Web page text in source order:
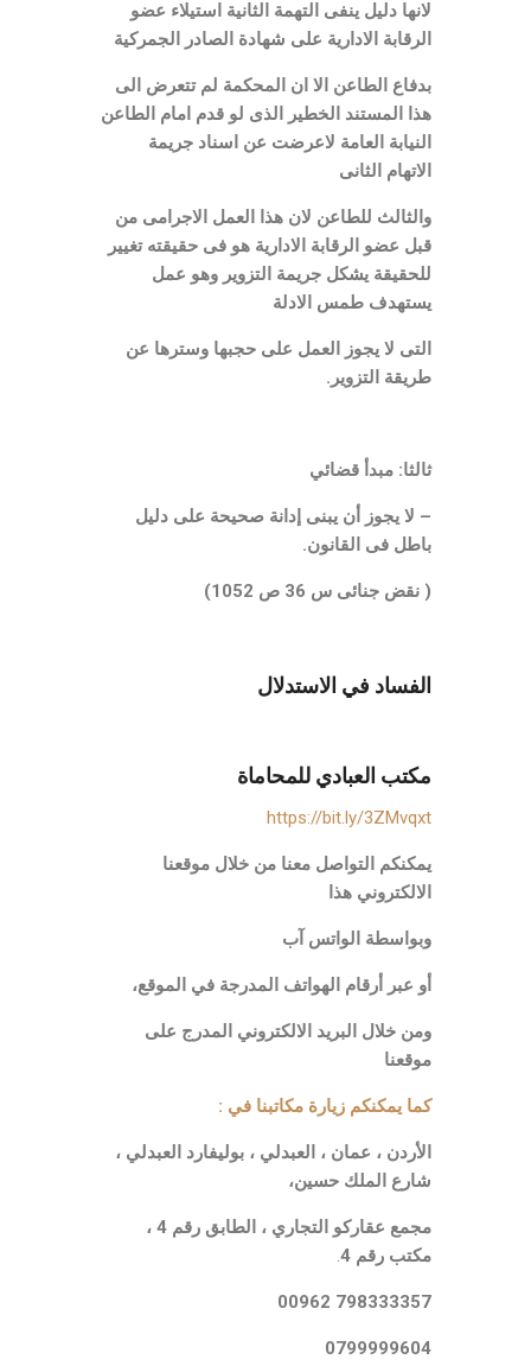
لانها دليل ينفى التهمة الثانية استيلاء عضو
الرقابة الادارية على شهادة الصادر الجمركية
بدفاع الطاعن الا ان المحكمة لم تتعرض الى
هذا المستند الخطير الذى لو قدم امام الطاعن
النيابة العامة لاعرضت عن اسناد جريمة
الاتهام الثانى
والثالث للطاعن لان هذا العمل الاجرامى من
قبل عضو الرقابة الادارية هو فى حقيقته تغيير
للحقيقة يشكل جريمة التزوير وهو عمل
يستهدف طمس الادلة
التى لا يجوز العمل على حجبها وسترها عن
طريقة التزوير.
ثالثا: مبدأ قضائي
– لا يجوز أن يبنى إدانة صحيحة على دليل
باطل فى القانون.
( نقض جنائى س 36 ص 1052)
الفساد في الاستدلال
مكتب العبادي للمحاماة
https://bit.ly/3ZMvqxt
يمكنكم التواصل معنا من خلال موقعنا
الالكتروني هذا
وبواسطة الواتس آب
أو عبر أرقام الهواتف المدرجة في الموقع،
ومن خلال البريد الالكتروني المدرج على
موقعنا
كما يمكنكم زيارة مكاتبنا في :
الأردن ، عمان ، العبدلي ، بوليفارد العبدلي ،
شارع الملك حسين،
مجمع عقاركو التجاري ، الطابق رقم 4 ،
مكتب رقم 4
.
798333357 00962
0799999604